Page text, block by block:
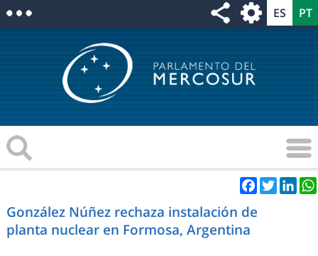
Facebook
Twitter
González Núñez rechaza instalación de
planta nuclear en Formosa, Argentina